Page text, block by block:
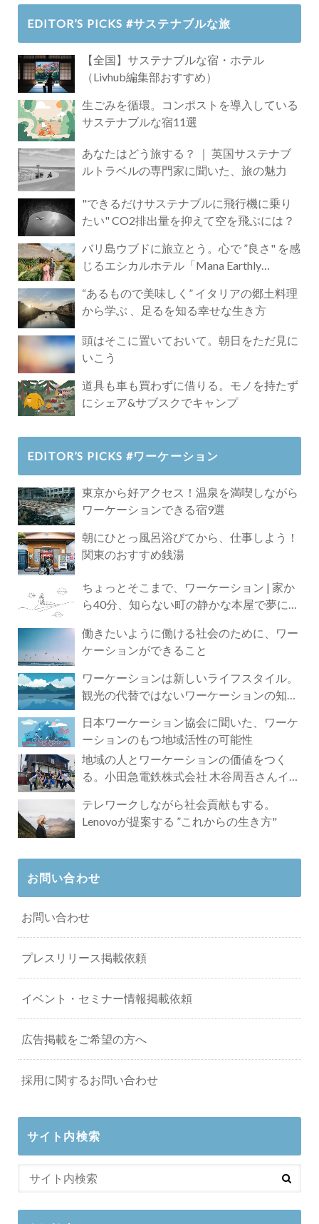
EDITOR’S PICKS #サステナブルな旅
【全国】サステナブルな宿・ホテル
（Livhub編集部おすすめ）
生ごみを循環。コンポストを導入している
サステナブルな宿11選
あなたはどう旅する？ ｜ 英国サステナブ
ルトラベルの専門家に聞いた、旅の魅力
"できるだけサステナブルに飛行機に乗り
たい" CO2排出量を抑えて空を飛ぶには？
バリ島ウブドに旅立とう。心で ”良さ" を感
じるエシカルホテル「Mana Earthly
“あるもので美味しく” イタリアの郷土料理
から学ぶ 、足るを知る幸せな生き方
頭はそこに置いておいて。朝日をただ見に
いこう
道具も車も買わずに借りる。モノを持たず
にシェア&サブスクでキャンプ
EDITOR’S PICKS #ワーケーション
東京から好アクセス！温泉を満喫しながら
ワーケーションできる宿9選
朝にひとっ風呂浴びてから、仕事しよう！
関東のおすすめ銭湯
ちょっとそこまで、ワーケーション | 家か
ら40分、知らない町の静かな本屋で夢に近
働きたいように働ける社会のために、ワー
ケーションができること
ワーケーションは新しいライフスタイル。
観光の代替ではないワーケーションの知ら
日本ワーケーション協会に聞いた、ワーケ
ーションのもつ地域活性の可能性
地域の人とワーケーションの価値をつく
る。小田急電鉄株式会社 木谷周吾さんイン
テレワークしながら社会貢献もする。
Lenovoが提案する ”これからの生き方"
お問い合わせ
お問い合わせ
プレスリリース掲載依頼
イベント・セミナー情報掲載依頼
広告掲載をご希望の方へ
採用に関するお問い合わせ
サイト内検索